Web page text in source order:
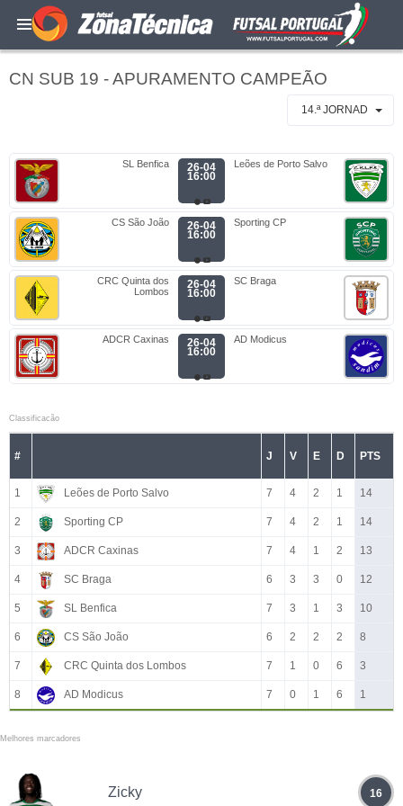
CN SUB 19 - APURAMENTO CAMPEÃO
14.ª JORNAD
SL Benfica 26-04
16:00
Leões de Porto Salvo
CS São João 26-04
16:00
Sporting CP
CRC Quinta dos
Lombos
26-04
16:00
SC Braga
ADCR Caxinas 26-04
16:00
AD Modicus
Classificacão
# J V E D PTS
1 Leões de Porto Salvo 7 4 2 1 14
2 Sporting CP 7 4 2 1 14
3 ADCR Caxinas 7 4 1 2 13
4 SC Braga 6 3 3 0 12
5 SL Benfica 7 3 1 3 10
6 CS São João 6 2 2 2 8
7 CRC Quinta dos Lombos 7 1 0 6 3
8 AD Modicus 7 0 1 6 1
Melhores marcadores
Zicky 16